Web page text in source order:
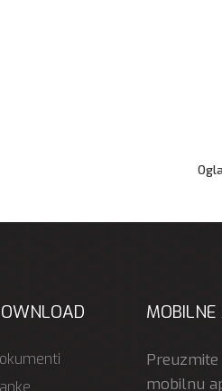
MOBILNE
Preuzmite
mobilnu